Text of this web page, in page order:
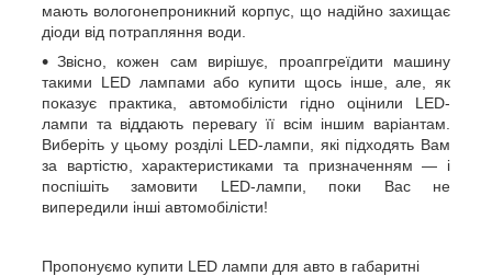
мають вологонепроникний корпус, що надійно захищає
діоди від потрапляння води.
Звісно, кожен сам вирішує, проапгреїдити машину
такими LED лампами або купити щось інше, але, як
показує практика, автомобілісти гідно оцінили LED-
лампи та віддають перевагу її всім іншим варіантам.
Виберіть у цьому розділі LED-лампи, які підходять Вам
за вартістю, характеристиками та призначенням — і
поспішіть замовити LED-лампи, поки Вас не
випередили інші автомобілісти!
Пропонуємо купити LED лампи для авто в габаритні